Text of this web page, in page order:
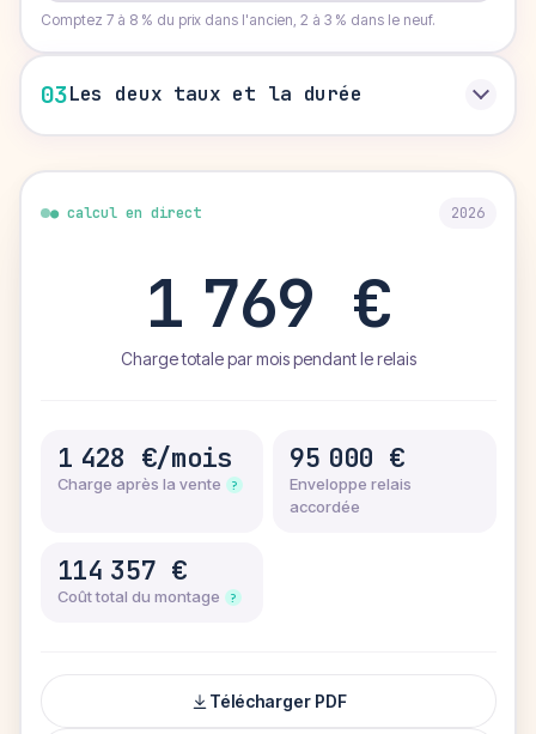
Comptez 7 à 8 % du prix dans l'ancien, 2 à 3 % dans le neuf.
03Les deux taux et la durée
● calcul en direct 2026
1 769 €
Charge totale par mois pendant le relais
1 428 €/mois
Charge après la vente ?
95 000 €
Enveloppe relais
accordée
114 357 €
Coût total du montage ?
Télécharger PDF